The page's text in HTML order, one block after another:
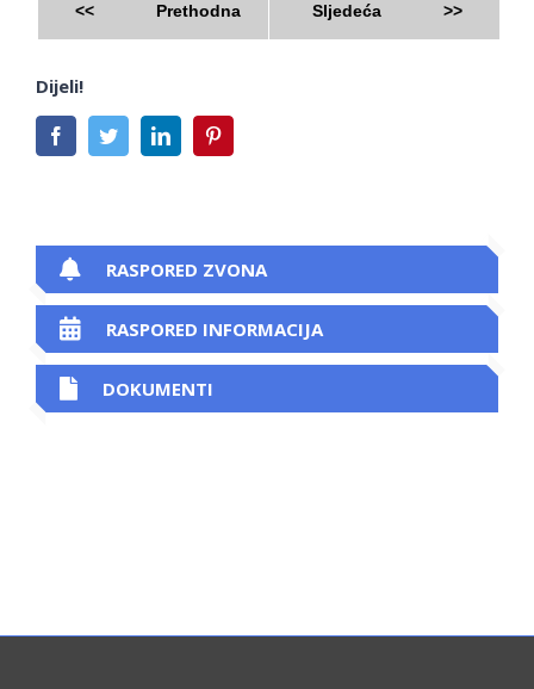
<< Prethodna Sljedeća >>
Dijeli!
FacebookTwitterLinkedIn
RASPORED ZVONA
RASPORED INFORMACIJA
DOKUMENTI